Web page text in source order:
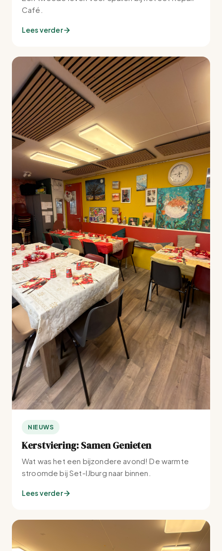
Café.
Lees verder
NIEUWS
Kerstviering: Samen Genieten
Wat was het een bijzondere avond! De warmte
stroomde bij Set-IJburg naar binnen.
Lees verder